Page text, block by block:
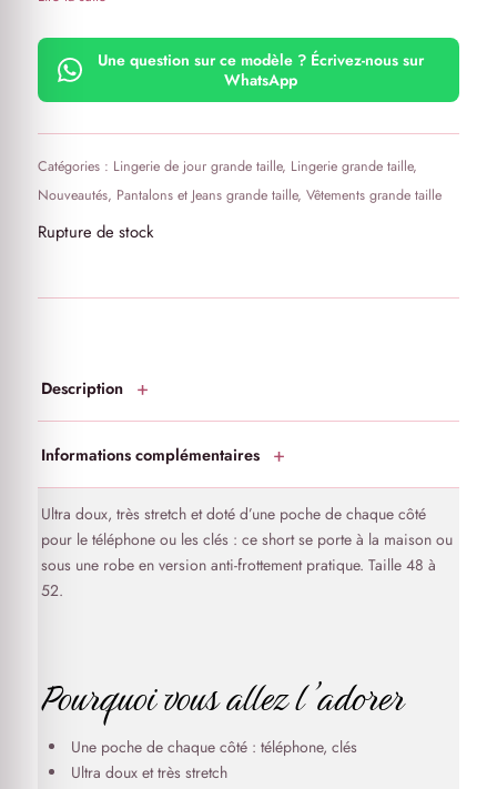
Rupture de stock
Peut être utilisé comme short confort sous une robe ou
sous une jupe
Très stretch
Une question sur ce modèle ? Écrivez-nous sur
WhatsApp
Catégories : Lingerie de jour grande taille, Lingerie grande taille,
Nouveautés, Pantalons et Jeans grande taille, Vêtements grande taille
Description
Informations complémentaires
Ultra doux, très stretch et doté d’une poche de chaque côté
pour le téléphone ou les clés : ce short se porte à la maison ou
sous une robe en version anti-frottement pratique. Taille 48 à
52.
Pourquoi vous allez l’adorer
Une poche de chaque côté : téléphone, clés
Ultra doux et très stretch